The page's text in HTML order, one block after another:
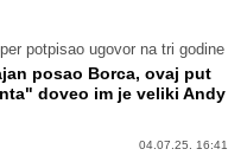
potpisao ugovor na tri godine
posao Borca, ovaj put
doveo im je veliki Andy
04.07.25. 16:41